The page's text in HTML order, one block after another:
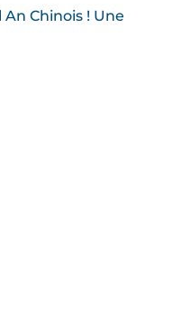
An Chinois ! Une